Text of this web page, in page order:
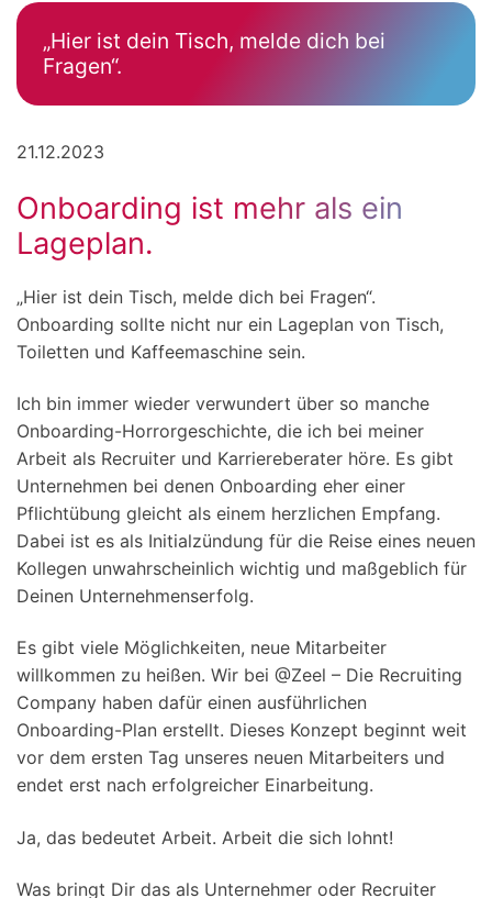
„Hier ist dein Tisch, melde dich bei
Fragen“.
21.12.2023
Onboarding ist mehr als ein
Lageplan.
„Hier ist dein Tisch, melde dich bei Fragen“.
Onboarding sollte nicht nur ein Lageplan von Tisch,
Toiletten und Kaffeemaschine sein.
Ich bin immer wieder verwundert über so manche
Onboarding-Horrorgeschichte, die ich bei meiner
Arbeit als Recruiter und Karriereberater höre. Es gibt
Unternehmen bei denen Onboarding eher einer
Pflichtübung gleicht als einem herzlichen Empfang.
Dabei ist es als Initialzündung für die Reise eines neuen
Kollegen unwahrscheinlich wichtig und maßgeblich für
Deinen Unternehmenserfolg.
Es gibt viele Möglichkeiten, neue Mitarbeiter
willkommen zu heißen. Wir bei @Zeel – Die Recruiting
Company haben dafür einen ausführlichen
Onboarding-Plan erstellt. Dieses Konzept beginnt weit
vor dem ersten Tag unseres neuen Mitarbeiters und
endet erst nach erfolgreicher Einarbeitung.
Ja, das bedeutet Arbeit. Arbeit die sich lohnt!
Was bringt Dir das als Unternehmer oder Recruiter